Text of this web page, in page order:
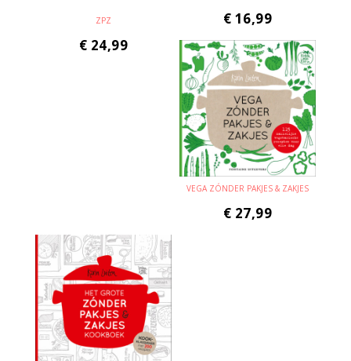
ZPZ
€ 24,99
€ 16,99
VEGA ZÓNDER PAKJES & ZAKJES
€ 27,99